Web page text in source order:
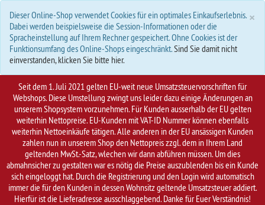
×
Dieser Online-Shop verwendet Cookies für ein optimales Einkaufserlebnis.
Dabei werden beispielsweise die Session-Informationen oder die
Spracheinstellung auf Ihrem Rechner gespeichert. Ohne Cookies ist der
Funktionsumfang des Online-Shops eingeschränkt.Sind Sie damit nicht
einverstanden, klicken Sie bitte hier.
Seit dem 1. Juli 2021 gelten EU-weit neue Umsatzsteuervorschriften für
Webshops. Diese Umstellung zwingt uns leider dazu einige Änderungen an
unserem Shopsystem vorzunehmen. Für Kunden ausserhalb der EU gelten
weiterhin Nettopreise. EU-Kunden mit VAT-ID Nummer können ebenfalls
weiterhin Nettoeinkäufe tätigen. Alle anderen in der EU ansässigen Kunden
zahlen nun in unserem Shop den Nettopreis zzgl. dem in Ihrem Land
geltenden MwSt.-Satz, wlechen wir dann abführen müssen. Um dies
abmahnsicher zu gestalten war es nötig die Preise auszublenden bis ein Kunde
sich eingeloggt hat. Durch die Registrierung und den Login wird automatisch
immer die für den Kunden in dessen Wohnsitz geltende Umsatzsteuer addiert.
Hierfür ist die Lieferadresse ausschlaggebend. Danke für Euer Verständnis!